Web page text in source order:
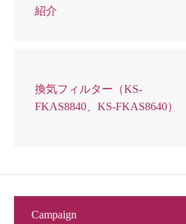
紹介
換気フィルター（KS-
FKAS8840、KS-FKAS8640）
Campaign